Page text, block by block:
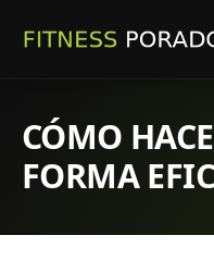
CÓMO
FORMA